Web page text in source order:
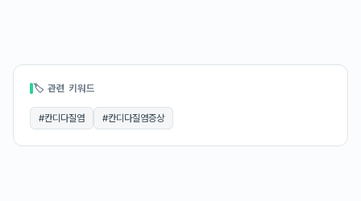
🏷 관련 키워드
#칸디다질염 #칸디다질염증상